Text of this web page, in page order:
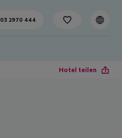
2970 444
Hotel teilen